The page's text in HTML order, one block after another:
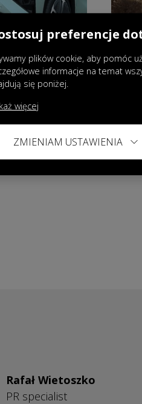
ceny
silnikiem
Rafał Wietoszko
PR specialist
preferencje
plików cookie, aby pomóc
informacje na temat
się poniżej.
więcej
ZMIENIAM USTAWIENIA